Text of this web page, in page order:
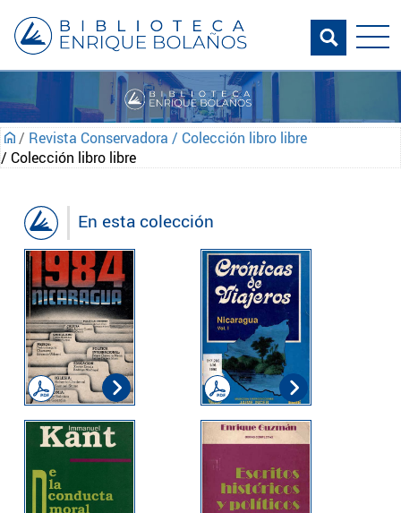
/ Revista Conservadora / Colección libro libre
/ Colección libro libre
En esta colección